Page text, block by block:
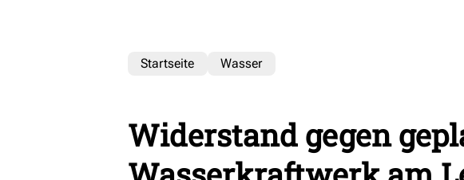
Startseite Wasser
Widerstand gegen